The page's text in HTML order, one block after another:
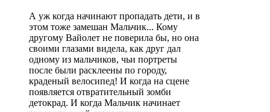
А уж когда начинают пропадать дети, и в
этом тоже замешан Мальчик... Кому
другому Вайолет не поверила бы, но она
своими глазами видела, как друг дал
одному из мальчиков, чьи портреты
после были расклеены по городу,
краденый велосипед! И когда на сцене
появляется отвратительный зомби
детокрад. И когда Мальчик начинает